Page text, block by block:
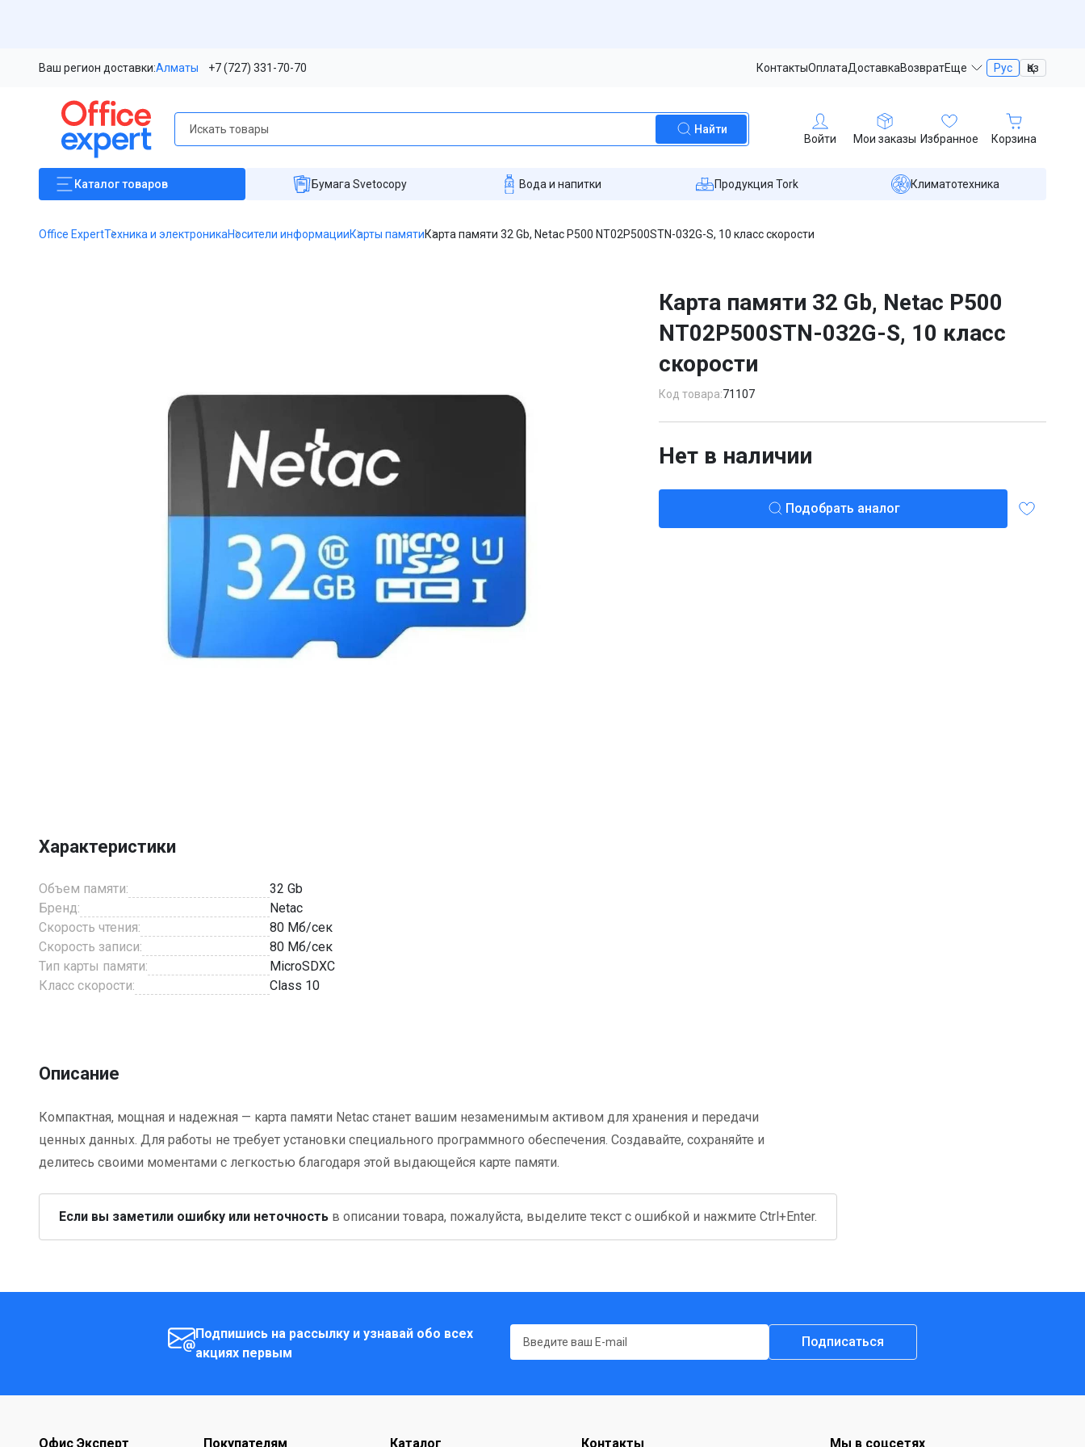
Ваш регион доставки:Алматы +7 (727) 331-70-70 КонтактыОплатаДоставкаВозвратЕще Рус Қаз
Найти
Войти Мои заказы Избранное Корзина
Каталогтоваров Бумага Svetocopy Вода и напитки Продукция Tork Климатотехника
Office ExpertТехника и электроникаНосители информацииКарты памятиКарта памяти 32 Gb, Netac P500 NT02P500STN-032G-S, 10 класс скорости
1
Карта памяти 32 Gb, Netac P500
NT02P500STN-032G-S, 10 класс
скорости
Код товара:71107
Нет в наличии
Подобрать аналог
Характеристики
Объем памяти:
32 Gb
Бренд:
Netac
Скорость чтения:
80 Мб/сек
Скорость записи:
80 Мб/сек
Тип карты памяти:
MicroSDХC
Класс скорости:
Class 10
Описание
Компактная, мощная и надежная — карта памяти Netac станет вашим незаменимым активом для хранения и передачи
ценных данных. Для работы не требует установки специального программного обеспечения. Создавайте, сохраняйте и
делитесь своими моментами с легкостью благодаря этой выдающейся карте памяти.
Если вы заметили ошибку или неточность в описании товара, пожалуйста, выделите текст с ошибкой и нажмите Ctrl+Enter.
Подпишись на рассылку и узнавай обо всех
акциях первым
Подписаться
Офис Эксперт Покупателям Каталог Контакты Мы в соцсетях